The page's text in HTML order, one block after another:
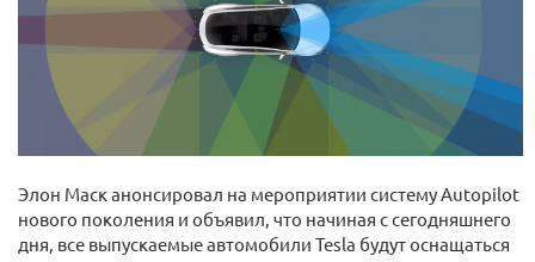
Элон Маск анонсировал на мероприятии систему Autopilot
нового поколения и объявил, что начиная с сегодняшнего
дня, все выпускаемые автомобили Tesla будут оснащаться